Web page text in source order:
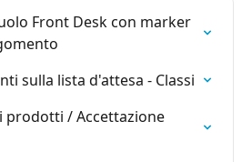
Front Desk con marker
sulla lista d'attesa - Classi
prodotti / Accettazione